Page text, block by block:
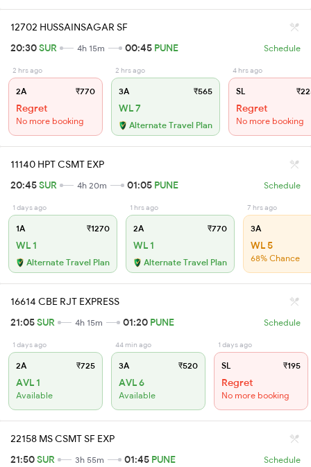
12702 HUSSAINSAGAR SF
20:30SUR 4h 15m 00:45 PUNE Schedule
2 hrs ago
2A ₹770
Regret
No more booking
2 hrs ago
3A ₹565
WL 7
Alternate Travel Plan
4 hrs ago
SL
Regret
No more booking
11140 HPT CSMT EXP
20:45SUR 4h 20m 01:05 PUNE Schedule
1 days ago
1A ₹1270
WL 1
Alternate Travel Plan
1 hrs ago
2A ₹770
WL 1
Alternate Travel Plan
7 hrs ago
3A
WL 5
68% Chance
16614 CBE RJT EXPRESS
21:05SUR 4h 15m 01:20 PUNE Schedule
1 days ago
2A ₹725
AVL 1
Available
44 min ago
3A ₹520
AVL 6
Available
1 days ago
SL ₹195
Regret
No more booking
22158 MS CSMT SF EXP
21:50SUR 3h 55m 01:45 PUNE Schedule